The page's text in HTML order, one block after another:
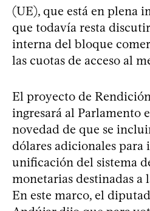
(UE), que está en plena
que todavía resta
interna del bloque
las cuotas de acceso al
El proyecto de
ingresará al Parlamento
novedad de que se
dólares adicionales
unificación del sistema
monetarias destinadas a
En este marco, el